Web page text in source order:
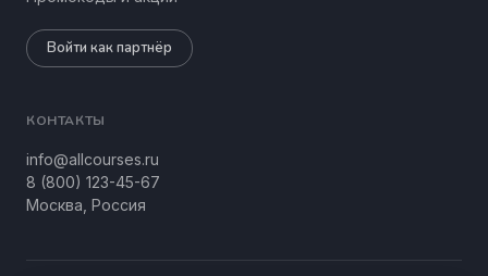
Войти как партнёр
КОНТАКТЫ
info@allcourses.ru
8 (800) 123-45-67
Москва, Россия